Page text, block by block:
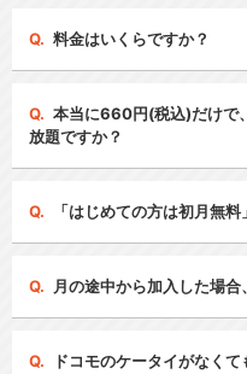
料金はいくらですか？
本当に660円(税込)だけで
放題ですか？
「はじめての方は初月無
月の途中から加入した場
ドコモのケータイがなく